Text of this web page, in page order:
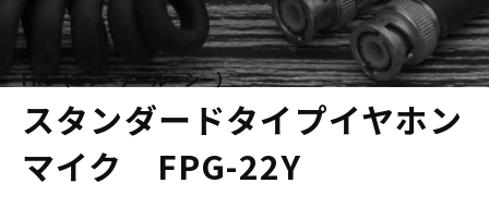
FRC（エフ・アール・シー）
スタンダードタイプイヤホン
マイク FPG-22Y